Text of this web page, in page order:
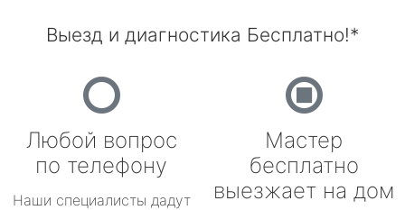
Выезд и диагностика Бесплатно!*
Любой вопрос
по телефону
Наши специалисты дадут
Мастер
бесплатно
выезжает на дом